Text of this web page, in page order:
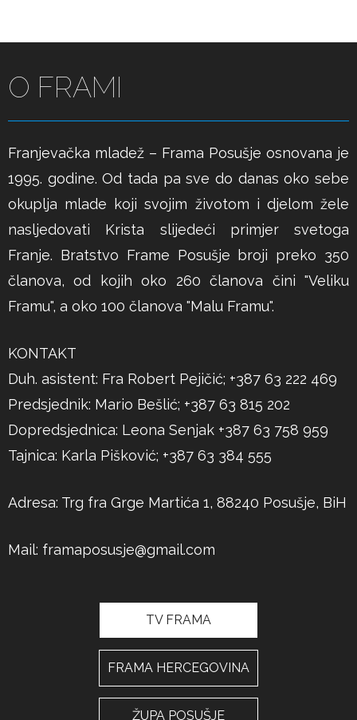
O FRAMI
Franjevačka mladež – Frama Posušje osnovana je
1995. godine. Od tada pa sve do danas oko sebe
okuplja mlade koji svojim životom i djelom žele
nasljedovati Krista slijedeći primjer svetoga
Franje. Bratstvo Frame Posušje broji preko 350
članova, od kojih oko 260 članova čini "Veliku
Framu", a oko 100 članova "Malu Framu".
KONTAKT
Duh. asistent: Fra Robert Pejičić; +387 63 222 469
Predsjednik: Mario Bešlić; +387 63 815 202
Dopredsjednica: Leona Senjak +387 63 758 959
Tajnica: Karla Pišković; +387 63 384 555
Adresa: Trg fra Grge Martića 1, 88240 Posušje, BiH
Mail: framaposusje@gmail.com
TV FRAMA
FRAMA HERCEGOVINA
ŽUPA POSUŠJE